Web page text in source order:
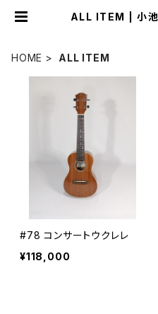
ALL ITEM | 小
HOME ALL ITEM
#78 コンサートウクレレ
¥118,000